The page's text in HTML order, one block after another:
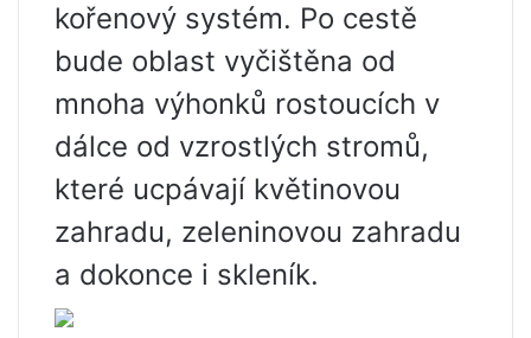
kořenový systém. Po cestě
bude oblast vyčištěna od
mnoha výhonků rostoucích v
dálce od vzrostlých stromů,
které ucpávají květinovou
zahradu, zeleninovou zahradu
a dokonce i skleník.